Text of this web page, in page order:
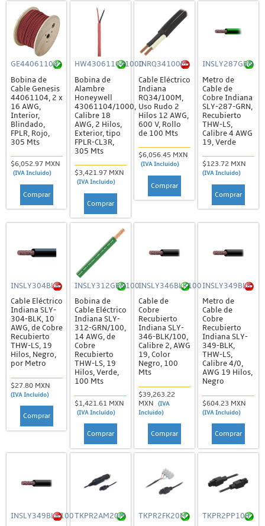
GE44061104
Bobina de
Cable Genesis
44061104, 2 x
16 AWG,
Interior,
Blindado,
FPLR, Rojo,
305 Mts
$6,052.97 MXN
(IVA Incluido)
Comprar
HW430611041000
Bobina de
Alambre
Honeywell
43061104/1000,
Calibre 18
AWG, 2 Hilos,
Exterior, tipo
FPLR-CL3R,
305 Mts
$3,421.97 MXN
(IVA Incluido)
Comprar
INRQ34100M
Cable Eléctrico
Indiana
RQ34/100M,
Uso Rudo 2
Hilos 12 AWG,
600 V, Rollo
de 100 Mts
$6,056.45 MXN
(IVA Incluido)
Comprar
INSLY287GRN
Metro de
Cable de
Cobre Indiana
SLY-287-GRN,
Recubierto
THW-LS,
Calibre 4 AWG
19, Verde
$123.72 MXN
(IVA Incluido)
Comprar
INSLY304BLK
Cable Eléctrico
Indiana SLY-
304-BLK, 10
AWG, de Cobre
Recubierto
THW-LS, 19
Hilos, Negro,
por Metro
$27.80 MXN
(IVA Incluido)
Comprar
INSLY312GRN100
Bobina de
Cable Eléctrico
Indiana SLY-
312-GRN/100,
14 AWG, de
Cobre
Recubierto
THW-LS, 19
Hilos, Verde,
100 Mts
$1,421.61 MXN
(IVA Incluido)
Comprar
INSLY346BLK100
Cable de
Cobre
Recubierto
Indiana SLY-
346-BLK/100,
Calibre 2, AWG
19, Color
Negro, 100
Mts
$39,263.22
MXN
(IVA
Incluido)
Comprar
INSLY349BLK
Metro de
Cable de
Cobre
Recubierto
Indiana SLY-
349-BLK,
THW-LS,
Calibre 4/0,
AWG 19 Hilos,
Negro
$604.23 MXN
(IVA Incluido)
Comprar
INSLY349BLK100TKPR2AM20M
TKPR2FK20M
TKPR2PP10B